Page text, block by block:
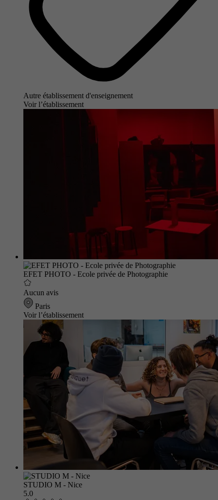
Autre établissement d'enseignement
Voir l’établissement
EFET PHOTO - Ecole privée de Photographie
Aucun avis
Paris
Voir l’établissement
STUDIO M - Nice
5.0